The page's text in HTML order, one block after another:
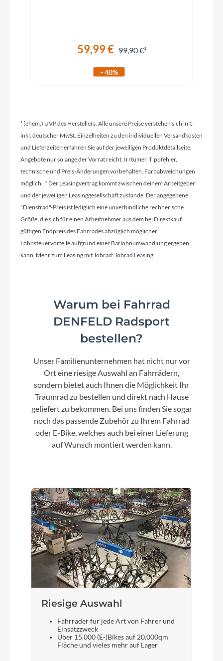
Kettenschaltung
Rahmenmaterial
Kurbelgarnitur
Samox EC-53
Kassette
Shimano CS-LG400-11 11-50T
Rumble Altimate 35 Riser
Motor
Bosch Performance Line CX GEN5 (Smart
System) 25/100 Nm
Kette
Shimano Linkglide CN-LG500
Rücklicht
Gewicht
23.5 kg
Scheinwerfer
MonkeyLink Kurvenlicht 30 Lux
27,5 Zoll
59,99 € 99,90 €
- 40%
¹ (ehem.) UVP des Herstellers. Alle unsere Preise verstehen sich in €
inkl. deutscher MwSt. Einzelheiten zu den individuellen Versandkosten
und Lieferzeiten erfahren Sie auf der jeweiligen Produktdetailseite.
Angebote nur solange der Vorrat reicht. Irrtümer, Tippfehler,
technische und Preis-Änderungen vorbehalten. Farbabweichungen
möglich. * Der Leasingvertrag kommt zwischen deinem Arbeitgeber
und der jeweiligen Leasinggesellschaft zustande. Der angegebene
"Dienstrad"-Preis ist lediglich eine unverbindliche rechnerische
Größe, die sich für einen Arbeitnehmer aus dem bei Direktkauf
gültigen Endpreis des Fahrrades abzüglich möglicher
Lohnsteuervorteile aufgrund einer Barlohnumwandlung ergeben
kann. Mehr zum Leasing mit Jobrad:Jobrad Leasing
Warum bei Fahrrad
DENFELD Radsport
bestellen?
Unser Familienunternehmen hat nicht nur vor
Ort eine riesige Auswahl an Fahrrädern,
sondern bietet auch Ihnen die Möglichkeit Ihr
Traumrad zu bestellen und direkt nach Hause
geliefert zu bekommen. Bei uns finden Sie sogar
noch das passende Zubehör zu Ihrem Fahrrad
oder E-Bike, welches auch bei einer Lieferung
auf Wunsch montiert werden kann.
Riesige Auswahl
Fahrräder für jede Art von Fahrer und
Einsatzzweck
Über 15.000 (E-)Bikes auf 20.000qm
Fläche und vieles mehr auf Lager